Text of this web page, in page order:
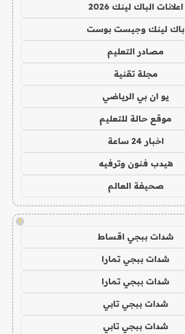
اعلانات الباك لينك 2026
باك لينك وجيست بوست
مصادر التعليم
مجلة تقنية
يو ان بي الرياضي
موقع حالة للتعليم
اخبار 24 ساعة
هيدب فنون وترفيه
صحيفة العالم
!
شدات ببجي اقساط
شدات ببجي تمارا
شدات ببجي تمارا
شدات ببجي تابي
شدات ببجي تابي